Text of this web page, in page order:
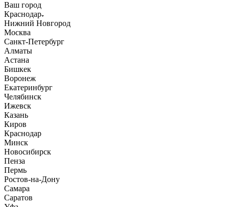
Ваш город
Краснодар
Нижний Новгород
Москва
Санкт-Петербург
Алматы
Астана
Бишкек
Воронеж
Екатеринбург
Челябинск
Ижевск
Казань
Киров
Краснодар
Минск
Новосибирск
Пенза
Пермь
Ростов-на-Дону
Самара
Саратов